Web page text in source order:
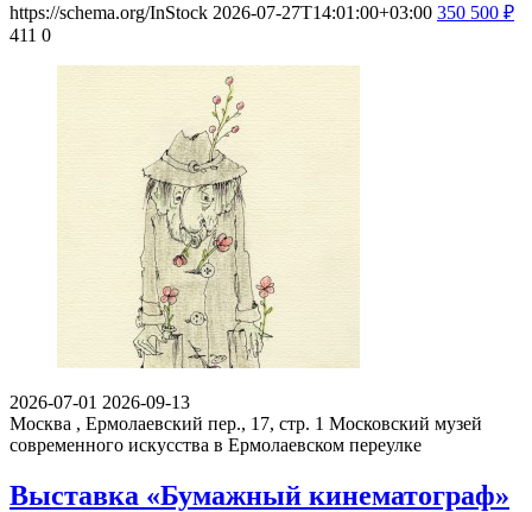
https://schema.org/InStock 2026-07-27T14:01:00+03:00 350 500 ₽
411 0
2026-07-01 2026-09-13
Москва , Ермолаевский пер., 17, стр. 1 Московский музей
современного искусства в Ермолаевском переулке
Выставка «Бумажный кинематограф»